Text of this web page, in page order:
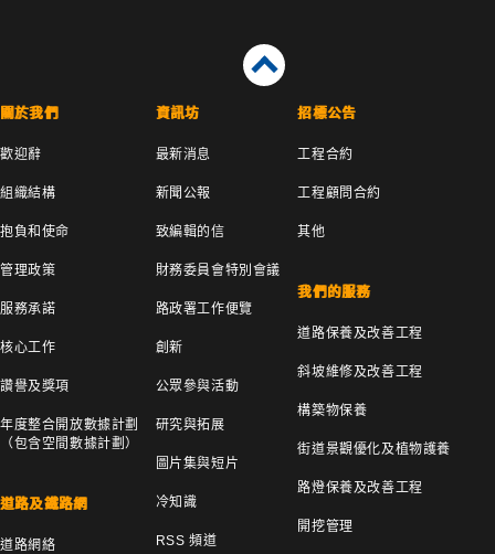
關於我們
歡迎辭
組織結構
抱負和使命
管理政策
服務承諾
核心工作
讚譽及獎項
年度整合開放數據計劃
（包含空間數據計劃）
道路及鐵路網
道路網絡
資訊坊
最新消息
新聞公報
致編輯的信
財務委員會特別會議
路政署工作便覽
創新
公眾參與活動
研究與拓展
圖片集與短片
冷知識
RSS 頻道
招標公告
工程合約
工程顧問合約
其他
我們的服務
道路保養及改善工程
斜坡維修及改善工程
構築物保養
街道景觀優化及植物護養
路燈保養及改善工程
開挖管理